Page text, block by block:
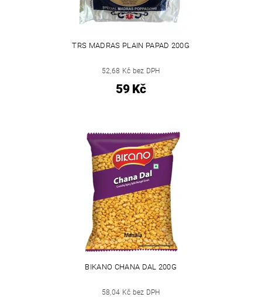
TRS MADRAS PLAIN PAPAD 200G
52,68 Kč bez DPH
59 Kč
BIKANO CHANA DAL 200G
58,04 Kč bez DPH